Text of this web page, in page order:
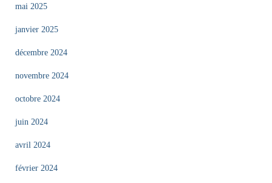
mai 2025
janvier 2025
décembre 2024
novembre 2024
octobre 2024
juin 2024
avril 2024
février 2024